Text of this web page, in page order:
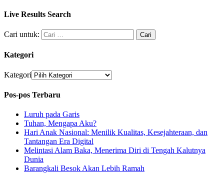
Live Results Search
Cari untuk:
Kategori
Kategori
Pos-pos Terbaru
Luruh pada Garis
Tuhan, Mengapa Aku?
Hari Anak Nasional: Menilik Kualitas, Kesejahteraan, dan
Tantangan Era Digital
Melintasi Alam Baka, Menerima Diri di Tengah Kalutnya
Dunia
Barangkali Besok Akan Lebih Ramah